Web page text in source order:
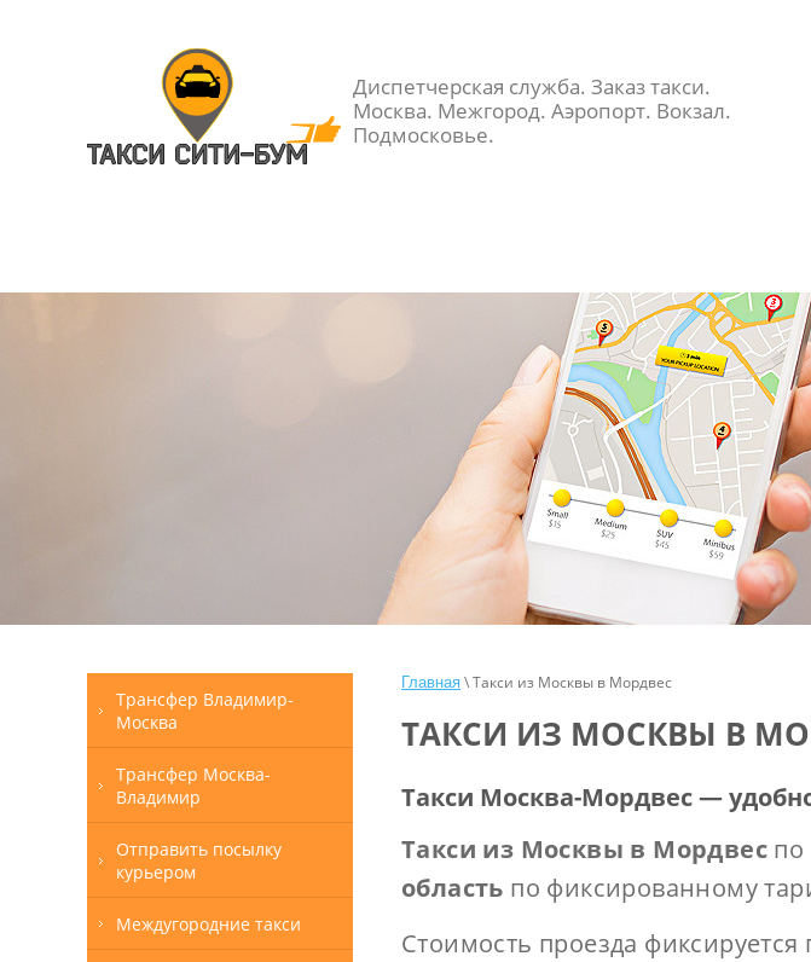
Диспетчерская служба. Заказ такси.
Москва. Межгород. Аэропорт. Вокзал.
Подмосковье.
Трансфер Владимир-
Москва
Трансфер Москва-
Владимир
Отправить посылку
курьером
Междугородние такси
Главная \ Такси из Москвы в Мордвес
ТАКСИ ИЗ МОСКВЫ В
Такси Москва-Мордвес —
Такси из Москвы в Мордвес по
область по фиксированному
Стоимость проезда